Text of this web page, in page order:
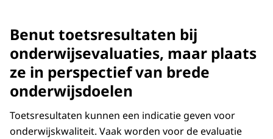
Benut toetsresultaten bij
onderwijsevaluaties, maar plaats
ze in perspectief van brede
onderwijsdoelen
Toetsresultaten kunnen een indicatie geven voor
onderwijskwaliteit. Vaak worden voor de evaluatie